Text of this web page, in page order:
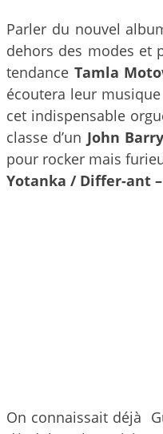
Parler du nouvel
dehors des modes et
tendance Tamla
écoutera leur
cet indispensable
classe d’un John Barry
pour rocker mais
Yotanka / Differ-ant
On connaissait déjà